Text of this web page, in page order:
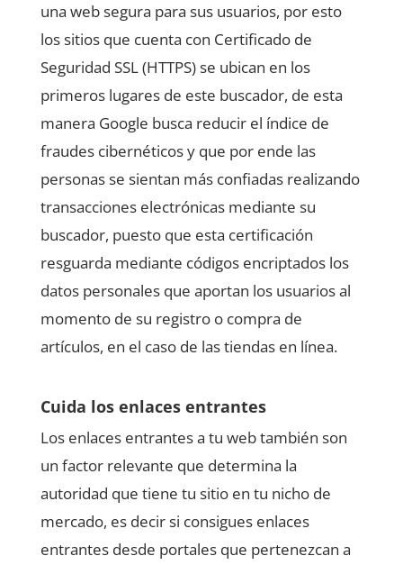
una web segura para sus usuarios, por esto
los sitios que cuenta con Certificado de
Seguridad SSL (HTTPS) se ubican en los
primeros lugares de este buscador, de esta
manera Google busca reducir el índice de
fraudes cibernéticos y que por ende las
personas se sientan más confiadas realizando
transacciones electrónicas mediante su
buscador, puesto que esta certificación
resguarda mediante códigos encriptados los
datos personales que aportan los usuarios al
momento de su registro o compra de
artículos, en el caso de las tiendas en línea.
Cuida los enlaces entrantes
Los enlaces entrantes a tu web también son
un factor relevante que determina la
autoridad que tiene tu sitio en tu nicho de
mercado, es decir si consigues enlaces
entrantes desde portales que pertenezcan a